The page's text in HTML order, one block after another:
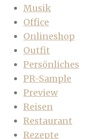
Musik
Office
Onlineshop
Outfit
Persönliches
PR-Sample
Preview
Reisen
Restaurant
Rezepte